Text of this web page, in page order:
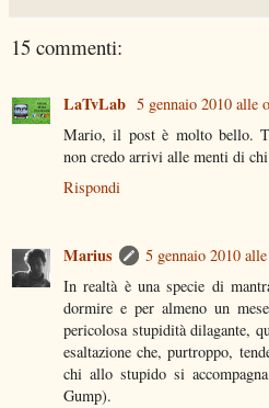
15 commenti:
LaTvLab 5 gennaio 2010 alle
Mario, il post è molto bello.
non credo arrivi alle menti di
Rispondi
Marius
5 gennaio 2010
In realtà è una specie di
dormire e per almeno un
pericolosa stupidità dilagante,
esaltazione che, purtroppo,
chi allo stupido si
Gump).